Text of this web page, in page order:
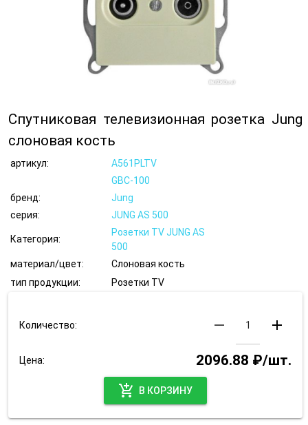
Спутниковая телевизионная розетка Jung
слоновая кость
артикул:
A561PLTV
GBC-100
бренд:
Jung
серия:
JUNG AS 500
Категория:
Розетки TV JUNG AS
500
материал/цвет:
Слоновая кость
тип продукции:
Розетки TV
Количество: remove add
Цена:
2096.88 ₽/шт.
add_shopping_cart
В КОРЗИНУ